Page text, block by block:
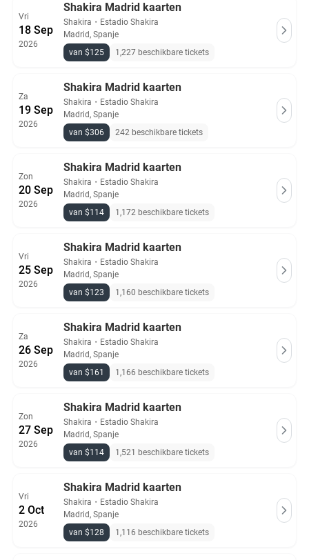
Vri
18 Sep
2026
Shakira Madrid kaarten
Shakira ・ Estadio Shakira
Madrid, Spanje
van $125
1,227 beschikbare tickets
Za
19 Sep
2026
Shakira Madrid kaarten
Shakira ・ Estadio Shakira
Madrid, Spanje
van $306
242 beschikbare tickets
Zon
20 Sep
2026
Shakira Madrid kaarten
Shakira ・ Estadio Shakira
Madrid, Spanje
van $114
1,172 beschikbare tickets
Vri
25 Sep
2026
Shakira Madrid kaarten
Shakira ・ Estadio Shakira
Madrid, Spanje
van $123
1,160 beschikbare tickets
Za
26 Sep
2026
Shakira Madrid kaarten
Shakira ・ Estadio Shakira
Madrid, Spanje
van $161
1,166 beschikbare tickets
Zon
27 Sep
2026
Shakira Madrid kaarten
Shakira ・ Estadio Shakira
Madrid, Spanje
van $114
1,521 beschikbare tickets
Vri
2 Oct
2026
Shakira Madrid kaarten
Shakira ・ Estadio Shakira
Madrid, Spanje
van $128
1,116 beschikbare tickets